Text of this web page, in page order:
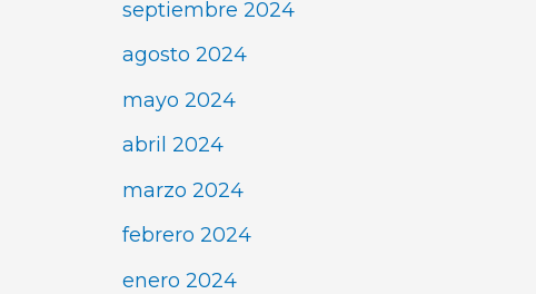
septiembre 2024
agosto 2024
mayo 2024
abril 2024
marzo 2024
febrero 2024
enero 2024